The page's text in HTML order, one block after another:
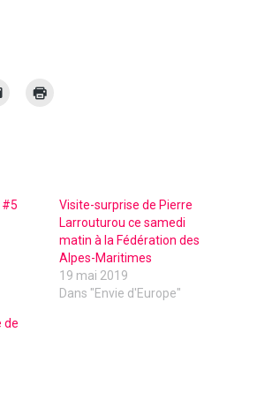
#5
Visite-surprise de Pierre
Larrouturou ce samedi
matin à la Fédération des
Alpes-Maritimes
19 mai 2019
Dans "Envie d'Europe"
de